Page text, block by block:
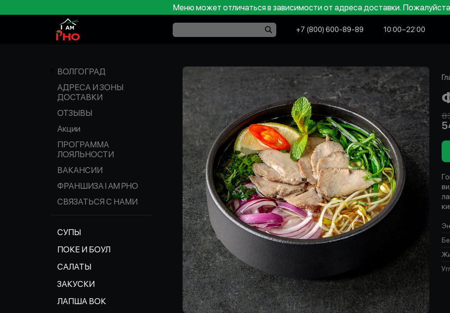
Меню может отличаться в зависимости от адреса доставки.
+7 (800) 600-89-89 10:00−22:00
ВОЛГОГРАД
АДРЕСА И ЗОНЫ
ДОСТАВКИ
ОТЗЫВЫ
Акции
ПРОГРАММА
ЛОЯЛЬНОСТИ
ВАКАНСИИ
ФРАНШИЗА I AM PHO
СВЯЗАТЬСЯ С НАМИ
СУПЫ
ПОКЕ И БОУЛ
САЛАТЫ
ЗАКУСКИ
ЛАПША ВОК